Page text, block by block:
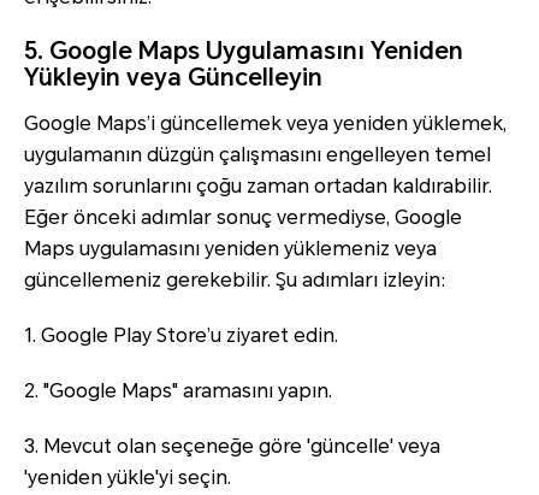
5. Google Maps Uygulamasını Yeniden
Yükleyin veya Güncelleyin
Google Maps’i güncellemek veya yeniden yüklemek,
uygulamanın düzgün çalışmasını engelleyen temel
yazılım sorunlarını çoğu zaman ortadan kaldırabilir.
Eğer önceki adımlar sonuç vermediyse, Google
Maps uygulamasını yeniden yüklemeniz veya
güncellemeniz gerekebilir. Şu adımları izleyin:
1. Google Play Store’u ziyaret edin.
2. "Google Maps" aramasını yapın.
3. Mevcut olan seçeneğe göre 'güncelle' veya
'yeniden yükle'yi seçin.